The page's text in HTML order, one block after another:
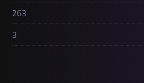
263
3